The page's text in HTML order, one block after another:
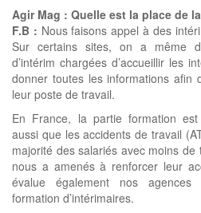
Agir Mag : Quelle est la place de
F.B : Nous faisons appel à des
Sur certains sites, on a même
d’intérim chargées d’accueillir les
donner toutes les informations afin
leur poste de travail.
En France, la partie formation
aussi que les accidents de travail
majorité des salariés avec moins de
nous a amenés à renforcer leur
évalue également nos
formation d’intérimaires.